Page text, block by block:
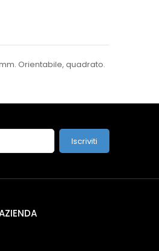
Orientabile, quadrato.
Iscriviti